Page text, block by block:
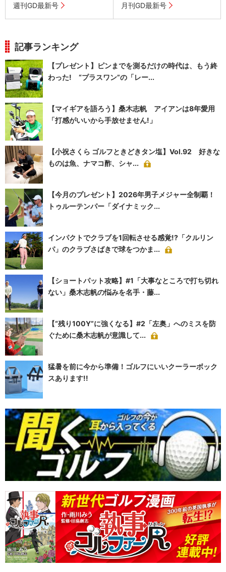
週刊GD最新号 月刊GD最新号
記事ランキング
【プレゼント】ピンまでを測るだけの時代は、もう終
わった! “プラスワン”の「レー...
【マイギアを語ろう】桑木志帆 アイアンは8年愛用
「打感がいいから手放せません!」
【小祝さくら ゴルフときどきタン塩】Vol.92 好きな
ものは魚、ナマコ酢、シャ...
【今月のプレゼント】2026年男子メジャー全制覇！
トゥルーテンパー「ダイナミック...
インパクトでクラブを1回転させる感覚!?「クルリン
パ」のクラブさばきで球をつかま...
【ショートパット攻略】#1「大事なところで打ち切れ
ない」桑木志帆の悩みを名手・藤...
【“残り100Y”に強くなる】#2「左奥」へのミスを防
ぐために桑木志帆が意識して...
猛暑を前に今から準備！ゴルフにいいクーラーボック
スあります!!